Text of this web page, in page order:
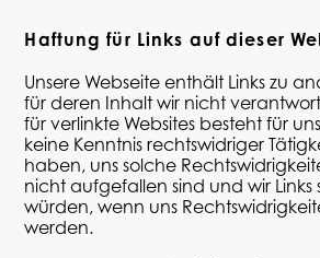
Haftung für Links auf dieser
Unsere Webseite enthält Links zu
für deren Inhalt wir nicht
für verlinkte Websites besteht für
keine Kenntnis rechtswidriger
haben, uns solche
nicht aufgefallen sind und wir Links
würden, wenn uns
werden.